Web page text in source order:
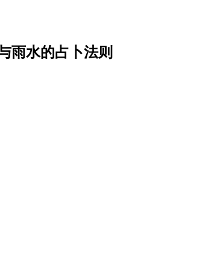
雨水的占卜法则